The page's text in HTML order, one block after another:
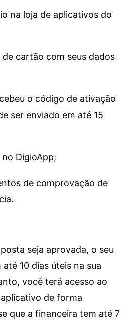
na loja de aplicativos do
cartão com seus dados
o código de ativação
ser enviado em até 15
DigioApp;
de comprovação de
seja aprovada, o seu
10 dias úteis na sua
você terá acesso ao
de forma
que a financeira tem até 7